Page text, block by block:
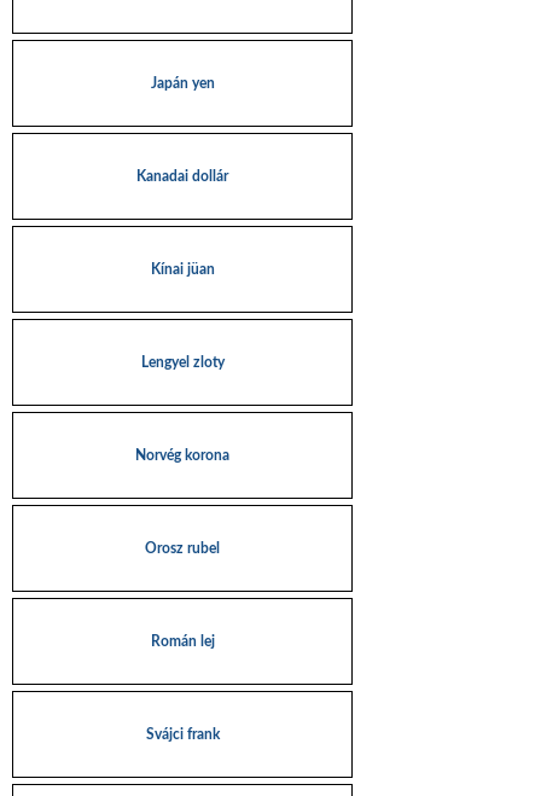
Japán yen
Kanadai dollár
Kínai jüan
Lengyel zloty
Norvég korona
Orosz rubel
Román lej
Svájci frank